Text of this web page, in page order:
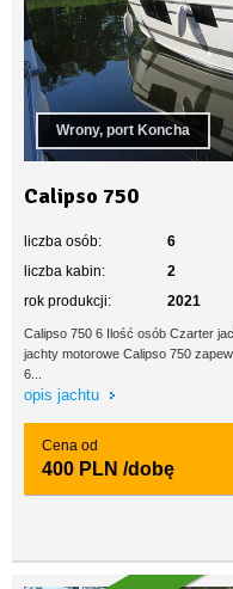
Wrony, port Koncha
Calipso 750
liczba osób:
6
liczba kabin:
2
rok produkcji:
2021
Calipso 750 6 Ilość osób Czarter
jachty motorowe Calipso 750
6...
opis jachtu
Cena od
400 PLN /dobę